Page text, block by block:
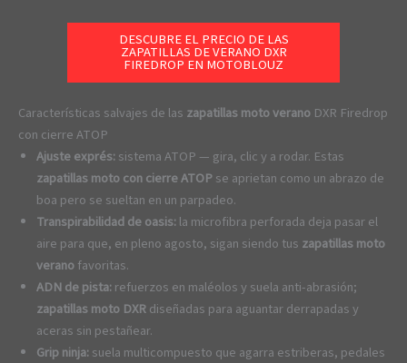
DESCUBRE EL PRECIO DE LAS
ZAPATILLAS DE VERANO DXR
FIREDROP EN MOTOBLOUZ
Características salvajes de las zapatillas moto verano DXR Firedrop
con cierre ATOP
Ajuste exprés:sistema ATOP — gira, clic y a rodar. Estas
zapatillas moto con cierre ATOPse aprietan como un abrazo de
boa pero se sueltan en un parpadeo.
Transpirabilidad de oasis:la microfibra perforada deja pasar el
aire para que, en pleno agosto, sigan siendo tus zapatillas moto
veranofavoritas.
ADN de pista:refuerzos en maléolos y suela anti-abrasión;
zapatillas moto DXRdiseñadas para aguantar derrapadas y
aceras sin pestañear.
Grip ninja:suela multicompuesto que agarra estriberas, pedales